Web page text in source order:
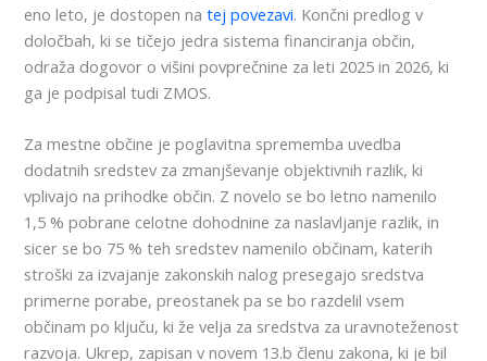
eno leto, je dostopen natej povezavi. Končni predlog v
določbah, ki se tičejo jedra sistema financiranja občin,
odraža dogovor o višini povprečnine za leti 2025 in 2026, ki
ga je podpisal tudi ZMOS.
Za mestne občine je poglavitna sprememba uvedba
dodatnih sredstev za zmanjševanje objektivnih razlik, ki
vplivajo na prihodke občin. Z novelo se bo letno namenilo
1,5 % pobrane celotne dohodnine za naslavljanje razlik, in
sicer se bo 75 % teh sredstev namenilo občinam, katerih
stroški za izvajanje zakonskih nalog presegajo sredstva
primerne porabe, preostanek pa se bo razdelil vsem
občinam po ključu, ki že velja za sredstva za uravnoteženost
razvoja. Ukrep, zapisan v novem 13.b členu zakona, ki je bil